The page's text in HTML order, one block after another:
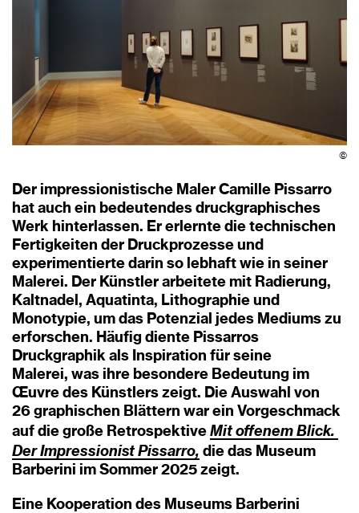
©
Der impressionistische Maler Camille Pissarro
hat auch ein bedeutendes druckgraphisches
Werk hinterlassen. Er erlernte die technischen
Fertigkeiten der Druckprozesse und
experimentierte darin so lebhaft wie in seiner
Malerei. Der Künstler arbeitete mit Radierung,
Kaltnadel, Aquatinta, Lithographie und
Monotypie, um das Potenzial jedes Mediums zu
erforschen. Häufig diente Pissarros
Druckgraphik als Inspiration für seine
Malerei, was ihre besondere Bedeutung im
Œuvre des Künstlers zeigt. Die Auswahl von
26 graphischen Blättern war ein Vorgeschmack
auf die große Retrospektive Mit offenem Blick.
DerImpressionistPissarro, die das Museum
Barberini im Sommer 2025 zeigt.
Eine Kooperation des Museums Barberini